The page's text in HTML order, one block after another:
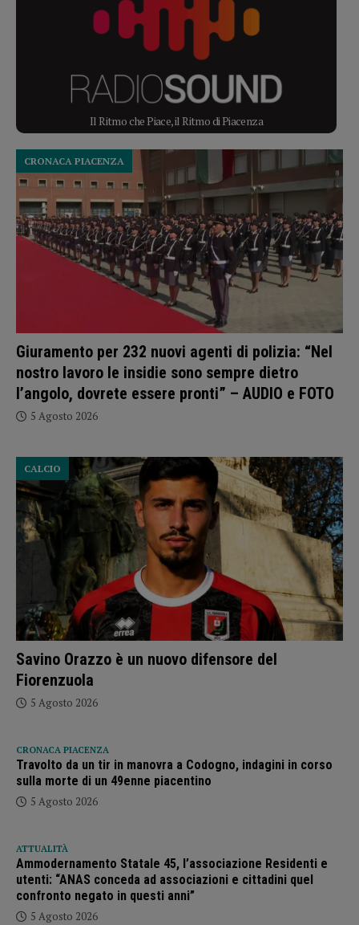
Il Ritmo che Piace, il Ritmo di Piacenza
Giuramento per 232 nuovi agenti di polizia: “Nel
nostro lavoro le insidie sono sempre dietro
l’angolo, dovrete essere pronti” – AUDIO e FOTO
CRONACA PIACENZA
5 Agosto 2026
Savino Orazzo è un nuovo difensore del
Fiorenzuola
CALCIO
5 Agosto 2026
CRONACA PIACENZA
Travolto da un tir in manovra a Codogno, indagini in corso
sulla morte di un 49enne piacentino
5 Agosto 2026
ATTUALITÀ
Ammodernamento Statale 45, l’associazione Residenti e
utenti: “ANAS conceda ad associazioni e cittadini quel
confronto negato in questi anni”
5 Agosto 2026